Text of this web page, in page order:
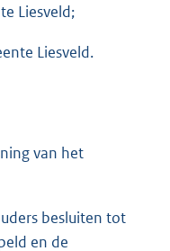
Liesveld;
Liesveld.
van het
besluiten tot
en de